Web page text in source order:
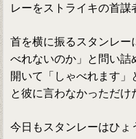
レーをストライキの首謀
首を横に振るスタンレー
べれないのか」と問い詰
開いて「しゃべれます」
と彼に言わなかっただけ
今日もスタンレーはひょ